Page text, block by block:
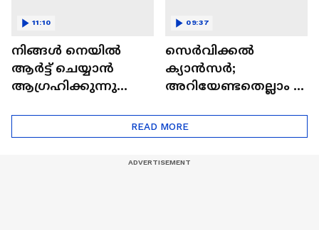
നിങ്ങൾ നെയിൽ
ആർട്ട് ചെയ്യാൻ
ആഗ്രഹിക്കുന്നുണ്ടോ
ട്രെൻഡിനെക്കുറിച്ച് |
Nail Art | Trends Cafe
11:10
സെർവിക്കൽ
ക്യാൻസർ;
അറിയേണ്ടതെല്ലാം |
Cancer
09:37
READ MORE